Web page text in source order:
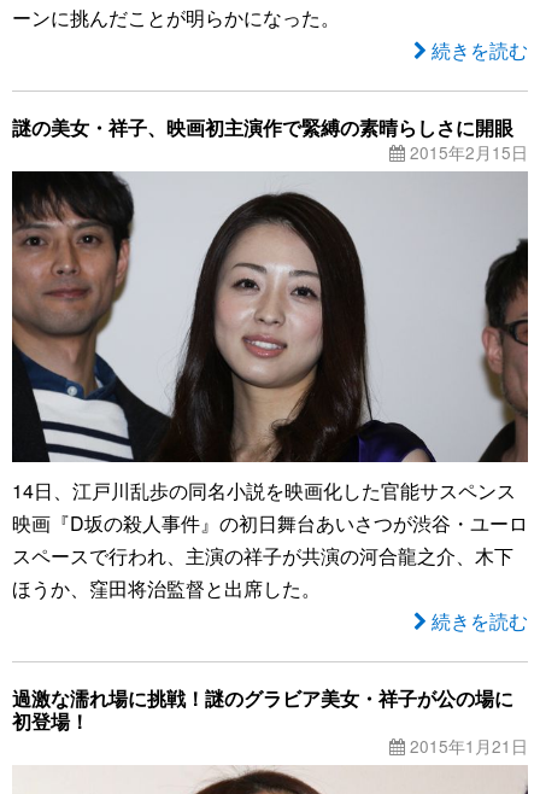
ーンに挑んだことが明らかになった。
続きを読む
謎の美女・祥子、映画初主演作で緊縛の素晴らしさに開眼
2015年2月15日
14日、江戸川乱歩の同名小説を映画化した官能サスペンス
映画『D坂の殺人事件』の初日舞台あいさつが渋谷・ユーロ
スペースで行われ、主演の祥子が共演の河合龍之介、木下
ほうか、窪田将治監督と出席した。
続きを読む
過激な濡れ場に挑戦！謎のグラビア美女・祥子が公の場に
初登場！
2015年1月21日